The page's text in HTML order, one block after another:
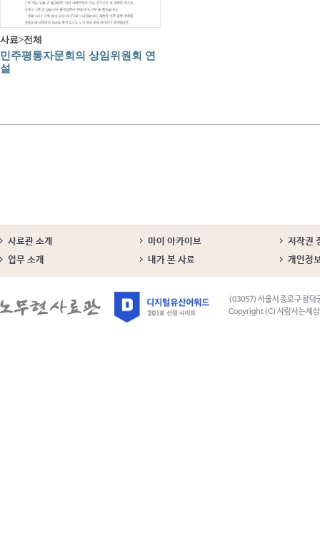
사료>전체
민주평통자문회의 상임위원회 연
설
사료관 소개 마이 아카이브
저작권
업무 소개
내가 본 사료 개인정
(03057) 서울시 종로구 창덕
Copyright (C) 사람사는세